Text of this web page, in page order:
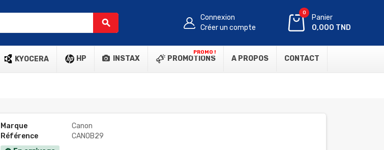
search
Connexion
Créer un compte
0
Panier
0,000 TND
KYOCERA HP INSTAX PROMOTIONS
PROMO !
A PROPOS CONTACT
Marque
Canon
Référence
CANOB29